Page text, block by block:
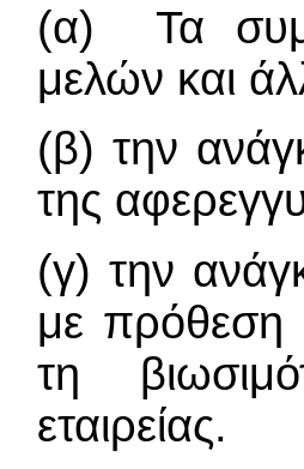
(α) Τα
μελών και
(β) την
της
(γ) την
με πρόθεση
τη
εταιρείας.